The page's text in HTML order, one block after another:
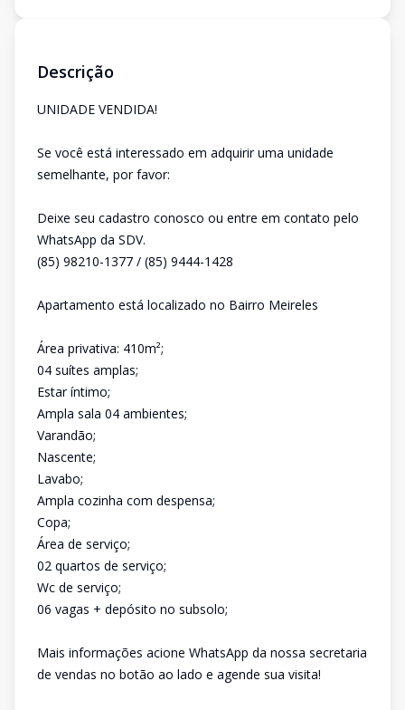
Descrição
UNIDADE VENDIDA!
Se você está interessado em adquirir uma unidade
semelhante, por favor:
Deixe seu cadastro conosco ou entre em contato pelo
WhatsApp da SDV.
(85) 98210-1377 / (85) 9444-1428
Apartamento está localizado no Bairro Meireles
Área privativa: 410m²;
04 suítes amplas;
Estar íntimo;
Ampla sala 04 ambientes;
Varandão;
Nascente;
Lavabo;
Ampla cozinha com despensa;
Copa;
Área de serviço;
02 quartos de serviço;
Wc de serviço;
06 vagas + depósito no subsolo;
Mais informações acione WhatsApp da nossa secretaria
de vendas no botão ao lado e agende sua visita!